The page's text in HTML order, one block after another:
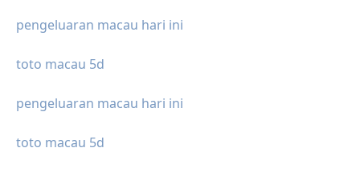
pengeluaran macau hari ini
toto macau 5d
pengeluaran macau hari ini
toto macau 5d